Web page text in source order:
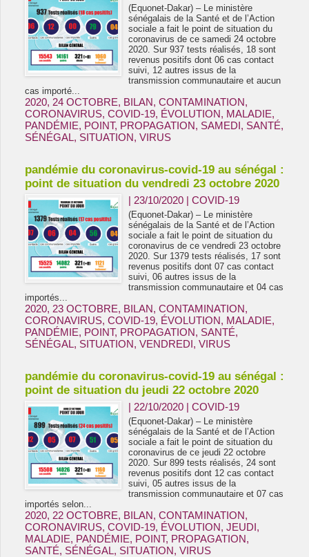
(Equonet-Dakar) – Le ministère
sénégalais de la Santé et de l’Action
sociale a fait le point de situation du
coronavirus de ce samedi 24 octobre
2020. Sur 937 tests réalisés, 18 sont
revenus positifs dont 06 cas contact
suivi, 12 autres issus de la
transmission communautaire et aucun
cas importé...
2020, 24 OCTOBRE, BILAN, CONTAMINATION,
CORONAVIRUS, COVID-19, ÉVOLUTION, MALADIE,
PANDÉMIE, POINT, PROPAGATION, SAMEDI, SANTÉ,
SÉNÉGAL, SITUATION, VIRUS
pandémie du coronavirus-covid-19 au sénégal :
point de situation du vendredi 23 octobre 2020
| 23/10/2020 |COVID-19
(Equonet-Dakar) – Le ministère
sénégalais de la Santé et de l’Action
sociale a fait le point de situation du
coronavirus de ce vendredi 23 octobre
2020. Sur 1379 tests réalisés, 17 sont
revenus positifs dont 07 cas contact
suivi, 06 autres issus de la
transmission communautaire et 04 cas
importés...
2020, 23 OCTOBRE, BILAN, CONTAMINATION,
CORONAVIRUS, COVID-19, ÉVOLUTION, MALADIE,
PANDÉMIE, POINT, PROPAGATION, SANTÉ,
SÉNÉGAL, SITUATION, VENDREDI, VIRUS
pandémie du coronavirus-covid-19 au sénégal :
point de situation du jeudi 22 octobre 2020
| 22/10/2020 |COVID-19
(Equonet-Dakar) – Le ministère
sénégalais de la Santé et de l’Action
sociale a fait le point de situation du
coronavirus de ce jeudi 22 octobre
2020. Sur 899 tests réalisés, 24 sont
revenus positifs dont 12 cas contact
suivi, 05 autres issus de la
transmission communautaire et 07 cas
importés selon...
2020, 22 OCTOBRE, BILAN, CONTAMINATION,
CORONAVIRUS, COVID-19, ÉVOLUTION, JEUDI,
MALADIE, PANDÉMIE, POINT, PROPAGATION,
SANTÉ, SÉNÉGAL, SITUATION, VIRUS